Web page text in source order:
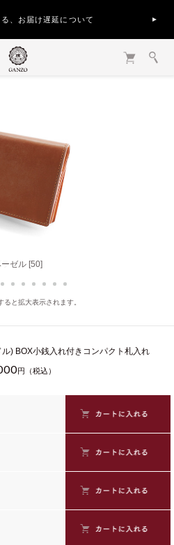
、お届け遅延について
ーゼル [50]
ると拡大表示されます。
) BOX小銭入れ付きコンパクト札入れ
円（税込）